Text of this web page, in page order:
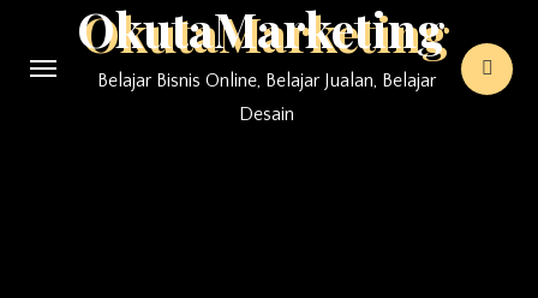
content
OkutaMarketing
Belajar Bisnis Online, Belajar Jualan, Belajar
Desain